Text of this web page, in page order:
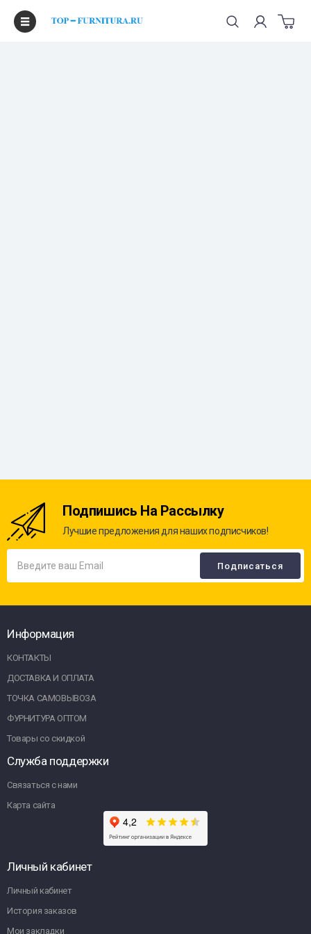
Подпишись На Рассылку
Лучшие предложения для наших подписчиков!
Информация
КОНТАКТЫ
ДОСТАВКА И ОПЛАТА
ТОЧКА САМОВЫВОЗА
ФУРНИТУРА ОПТОМ
Товары со скидкой
Служба поддержки
Связаться с нами
Карта сайта
Личный кабинет
Личный кабинет
История заказов
Мои закладки